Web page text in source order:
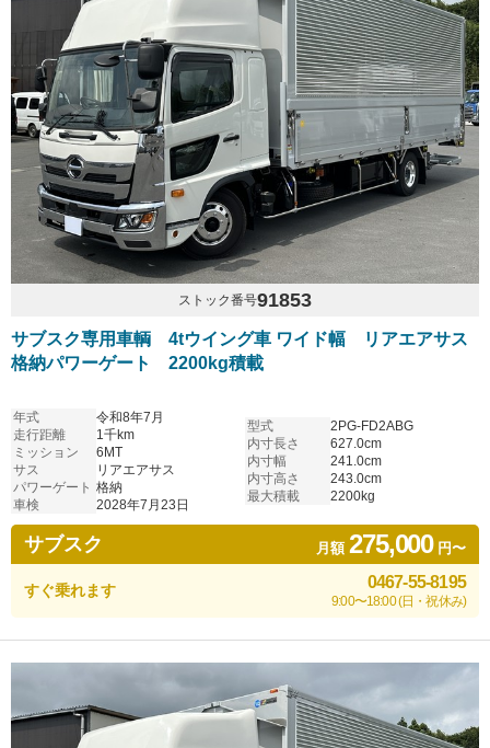
ストック番号91853
サブスク専用車輌 4tウイング車 ワイド幅 リアエアサス
格納パワーゲート 2200kg積載
年式
令和8年7月
走行距離
1千km
ミッション
6MT
サス
リアエアサス
パワーゲート 格納
車検
2028年7月23日
型式
2PG-FD2ABG
内寸長さ
627.0cm
内寸幅
241.0cm
内寸高さ
243.0cm
最大積載
2200kg
サブスク 月額275,000円〜
すぐ乗れます 0467-55-8195
9:00〜18:00 (日・祝休み)